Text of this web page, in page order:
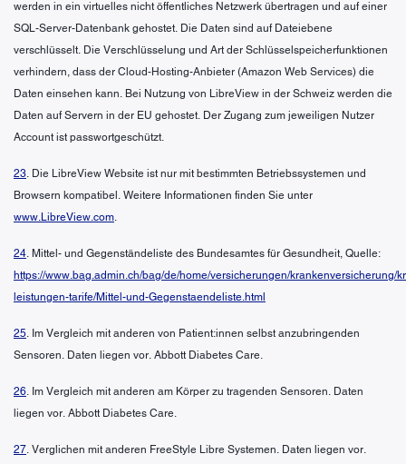
werden in ein virtuelles nicht öffentliches Netzwerk übertragen und auf einer
SQL-Server-Datenbank gehostet. Die Daten sind auf Dateiebene
verschlüsselt. Die Verschlüsselung und Art der Schlüsselspeicherfunktionen
verhindern, dass der Cloud-Hosting-Anbieter (Amazon Web Services) die
Daten einsehen kann. Bei Nutzung von LibreView in der Schweiz werden die
Daten auf Servern in der EU gehostet. Der Zugang zum jeweiligen Nutzer
Account ist passwortgeschützt.
23. Die LibreView Website ist nur mit bestimmten Betriebssystemen und
Browsern kompatibel. Weitere Informationen finden Sie unter
www.LibreView.com.
24. Mittel- und Gegenständeliste des Bundesamtes für Gesundheit, Quelle:
https://www.bag.admin.ch/bag/de/home/versicherungen/krankenversicherung/
leistungen-tarife/Mittel-und-Gegenstaendeliste.html
25. Im Vergleich mit anderen von Patient:innen selbst anzubringenden
Sensoren. Daten liegen vor. Abbott Diabetes Care.
26. Im Vergleich mit anderen am Körper zu tragenden Sensoren. Daten
liegen vor. Abbott Diabetes Care.
27. Verglichen mit anderen FreeStyle Libre Systemen. Daten liegen vor.